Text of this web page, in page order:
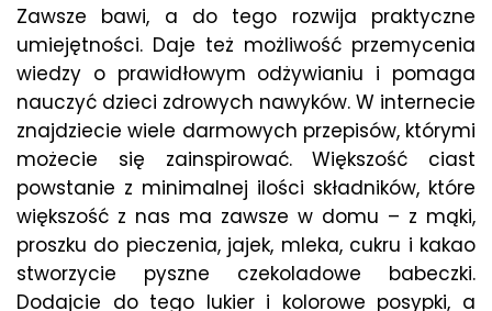
Zawsze bawi, a do tego rozwija praktyczne
umiejętności. Daje też możliwość przemycenia
wiedzy o prawidłowym odżywianiu i pomaga
nauczyć dzieci zdrowych nawyków. W internecie
znajdziecie wiele darmowych przepisów, którymi
możecie się zainspirować. Większość ciast
powstanie z minimalnej ilości składników, które
większość z nas ma zawsze w domu – z mąki,
proszku do pieczenia, jajek, mleka, cukru i kakao
stworzycie pyszne czekoladowe babeczki.
Dodajcie do tego lukier i kolorowe posypki, a